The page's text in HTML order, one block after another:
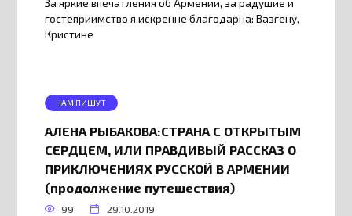
За яркие впечатления об Армении, за радушие и
гостеприимство я искренне благодарна: Вазгену,
Кристине
НАМ ПИШУТ
АЛЕНА РЫБАКОВА:СТРАНА С ОТКРЫТЫМ
СЕРДЦЕМ, ИЛИ ПРАВДИВЫЙ РАССКАЗ О
ПРИКЛЮЧЕНИЯХ РУССКОЙ В АРМЕНИИ
(продолжение путешествия)
99 29.10.2019